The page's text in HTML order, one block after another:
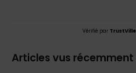
Vérifié par TrustVille
Articles vus récemment